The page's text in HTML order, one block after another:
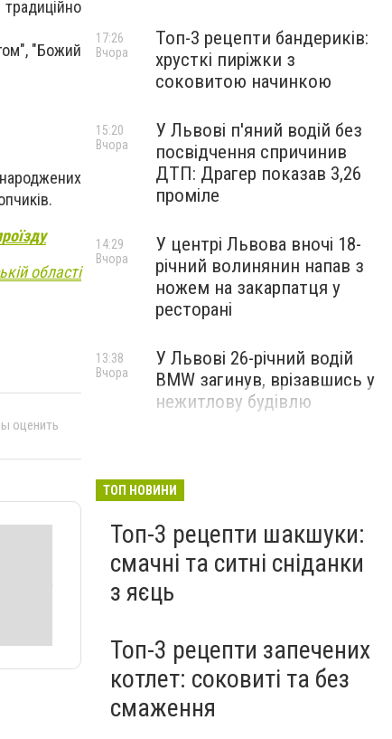
"Божий
області
оценить
Топ-3 рецепти бандериків:
хрусткі пиріжки з
соковитою начинкою
17:26
Вчора
У Львові п'яний водій без
посвідчення спричинив
ДТП: Драгер показав 3,26
проміле
15:20
Вчора
У центрі Львова вночі 18-
річний волинянин напав з
ножем на закарпатця у
ресторані
14:29
Вчора
У Львові 26-річний водій
BMW загинув, врізавшись у
нежитлову будівлю
13:38
Вчора
ТОП НОВИНИ
Топ-3 рецепти шакшуки:
смачні та ситні сніданки
з яєць
Топ-3 рецепти запечених
котлет: соковиті та без
смаження